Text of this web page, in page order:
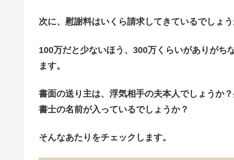
次に、 慰謝料はいくら請求してきているでしょう
100万だと少ないほう、300万くらいがありがち
ます。
書面の送り主は、浮気相手の夫本人でしょうか
書士の名前が入っているでしょうか？
そんなあたりをチェックします。